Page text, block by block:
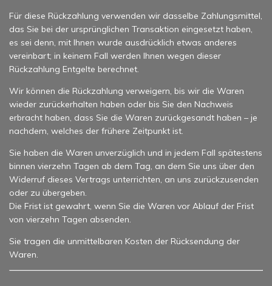
Für diese Rückzahlung verwenden wir dasselbe Zahlungsmittel,
das Sie bei der ursprünglichen Transaktion eingesetzt haben,
es sei denn, mit Ihnen wurde ausdrücklich etwas anderes
vereinbart; in keinem Fall werden Ihnen wegen dieser
Rückzahlung Entgelte berechnet.
Wir können die Rückzahlung verweigern, bis wir die Waren
wieder zurückerhalten haben oder bis Sie den Nachweis
erbracht haben, dass Sie die Waren zurückgesandt haben – je
nachdem, welches der frühere Zeitpunkt ist.
Sie haben die Waren unverzüglich und in jedem Fall spätestens
binnen vierzehn Tagen ab dem Tag, an dem Sie uns über den
Widerruf dieses Vertrags unterrichten, an uns zurückzusenden
oder zu übergeben.
Die Frist ist gewahrt, wenn Sie die Waren vor Ablauf der Frist
von vierzehn Tagen absenden.
Sie tragen die unmittelbaren Kosten der Rücksendung der
Waren.